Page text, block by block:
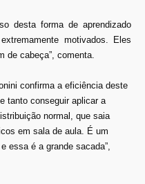
desta forma de aprendizado
motivados. Eles
de cabeça”, comenta.
confirma a eficiência deste
tanto conseguir aplicar a
normal, que saia
em sala de aula. É um
essa é a grande sacada”,